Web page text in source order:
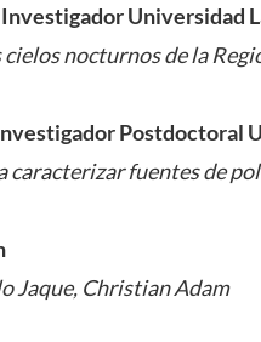
Universidad
nocturnos de la
Postdoctoral
caracterizar fuentes de
Jaque, Christian Adam